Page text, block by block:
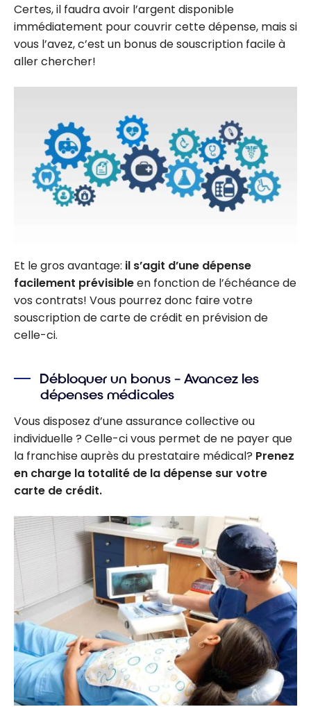
Certes, il faudra avoir l’argent disponible
immédiatement pour couvrir cette dépense, mais si
vous l’avez, c’est un bonus de souscription facile à
aller chercher!
Et le gros avantage: il s’agit d’une dépense
facilement prévisibleen fonction de l’échéance de
vos contrats! Vous pourrez donc faire votre
souscription de carte de crédit en prévision de
celle-ci.
Débloquer un bonus – Avancez les
dépenses médicales
Vous disposez d’une assurance collective ou
individuelle ? Celle-ci vous permet de ne payer que
la franchise auprès du prestataire médical? Prenez
en charge la totalité de la dépense sur votre
carte de crédit.